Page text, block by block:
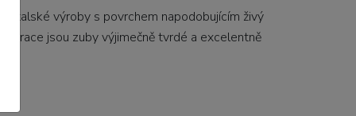
italské výroby s povrchem napodobujícím živý
jsou zuby výjimečně tvrdé a excelentně